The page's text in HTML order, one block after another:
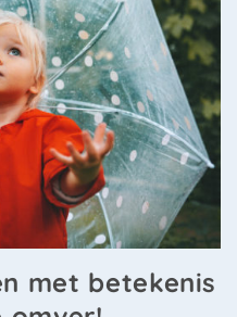
met betekenis